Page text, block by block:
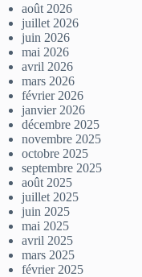
août 2026
juillet 2026
juin 2026
mai 2026
avril 2026
mars 2026
février 2026
janvier 2026
décembre 2025
novembre 2025
octobre 2025
septembre 2025
août 2025
juillet 2025
juin 2025
mai 2025
avril 2025
mars 2025
février 2025